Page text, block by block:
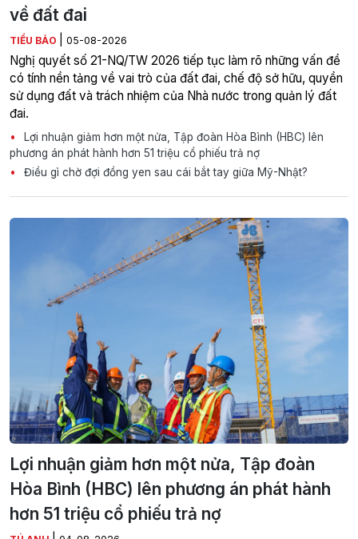
về đất đai
TIỂU BẢO 05-08-2026
Nghị quyết số 21-NQ/TW 2026 tiếp tục làm rõ những vấn đề
có tính nền tảng về vai trò của đất đai, chế độ sở hữu, quyền
sử dụng đất và trách nhiệm của Nhà nước trong quản lý đất
đai.
Lợi nhuận giảm hơn một nửa, Tập đoàn Hòa Bình (HBC) lên
phương án phát hành hơn 51 triệu cổ phiếu trả nợ
Điều gì chờ đợi đồng yen sau cái bắt tay giữa Mỹ-Nhật?
Lợi nhuận giảm hơn một nửa, Tập đoàn
Hòa Bình (HBC) lên phương án phát hành
hơn 51 triệu cổ phiếu trả nợ